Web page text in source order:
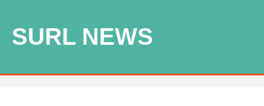
SURL NEWS